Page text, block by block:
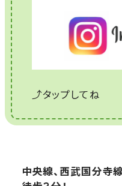
⤴タップしてね
中央線、西武国分寺